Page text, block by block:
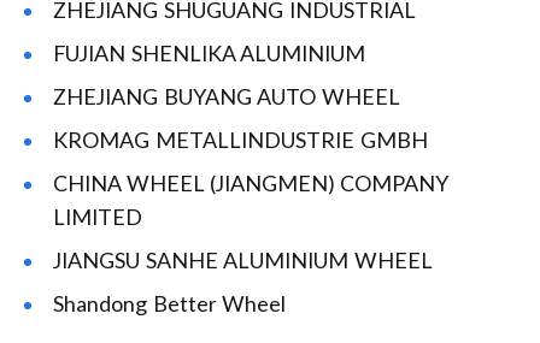
ZHEJIANG SHUGUANG INDUSTRIAL
FUJIAN SHENLIKA ALUMINIUM
ZHEJIANG BUYANG AUTO WHEEL
KROMAG METALLINDUSTRIE GMBH
CHINA WHEEL (JIANGMEN) COMPANY
LIMITED
JIANGSU SANHE ALUMINIUM WHEEL
Shandong Better Wheel